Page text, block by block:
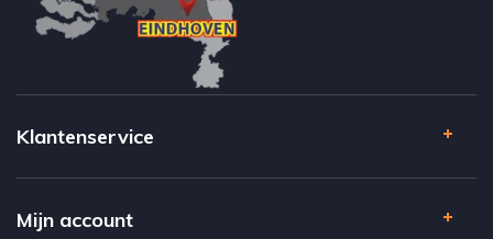
Klantenservice
Mijn account